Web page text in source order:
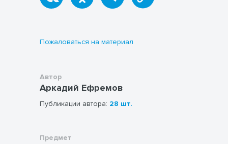
Пожаловаться на материал
Автор
Аркадий Ефремов
Публикации автора: 28 шт.
Предмет